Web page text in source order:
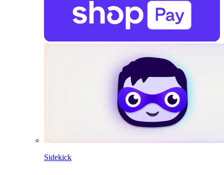
Sidekick